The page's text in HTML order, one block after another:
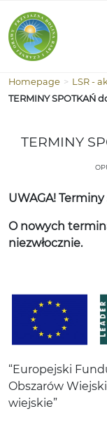
Homepage > LSR -
TERMINY SPOTKAŃ
TERMINY
UWAGA!
O nowych
niezwłocznie.
“Europejski
Obszarów
wiejskie”